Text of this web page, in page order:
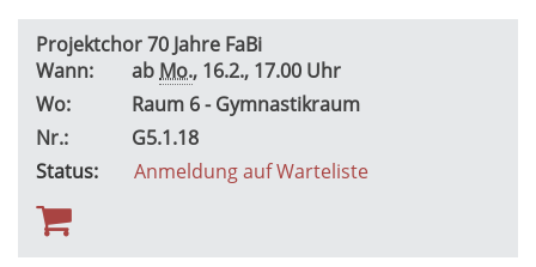
Projektchor 70 Jahre FaBi
Wann:
ab Mo., 16.2., 17.00 Uhr
Wo:
Raum 6 - Gymnastikraum
Nr.:
G5.1.18
Status:
Anmeldung auf Warteliste